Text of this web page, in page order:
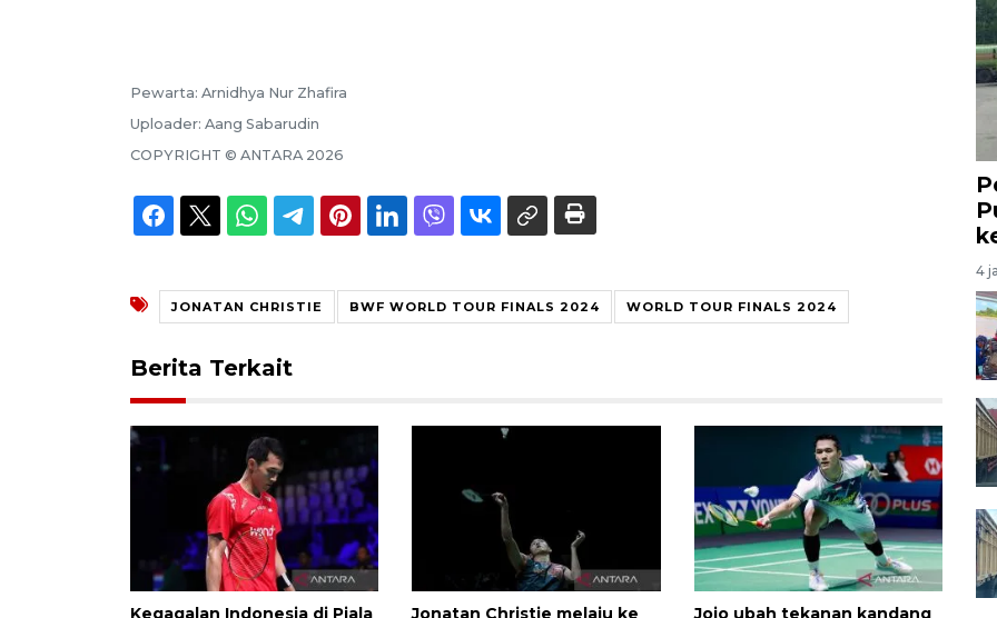
Pewarta: Arnidhya Nur Zhafira
Uploader: Aang Sabarudin
COPYRIGHT © ANTARA 2026
JONATAN CHRISTIE BWF WORLD TOUR FINALS 2024 WORLD TOUR FINALS 2024
Berita Terkait
Kegagalan Indonesia di Piala
Jonatan Christie melaju ke
Jojo ubah tekanan kandang
4